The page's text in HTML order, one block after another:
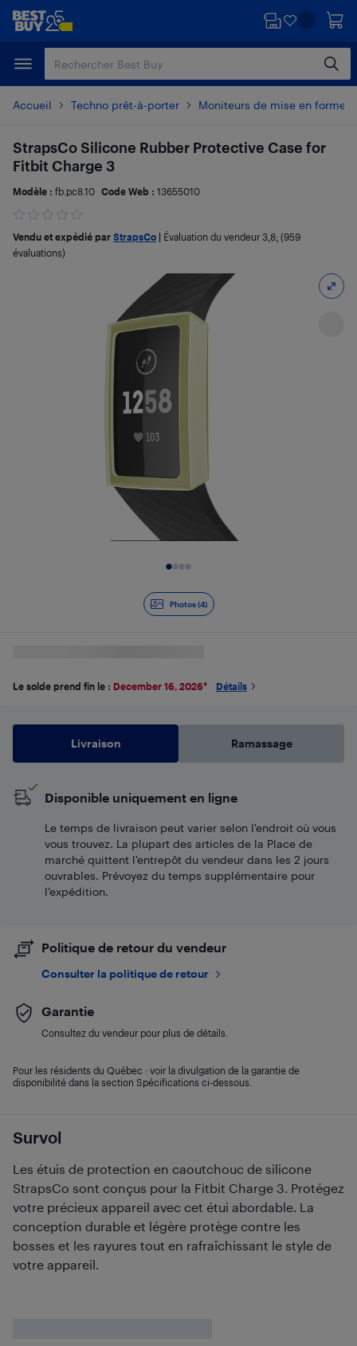
Passer
principal
Passer
Accueil Techno prêt-à-porter Moniteurs de mise en forme
Photos (4)
Survol
Les étuis de protection en caoutchouc de silicone
StrapsCo sont conçus pour la Fitbit Charge 3. Protégez
votre précieux appareil avec cet étui abordable. La
conception durable et légère protège contre les
bosses et les rayures tout en rafraîchissant le style de
votre appareil.
StrapsCo Silicone Rubber Protective Case for
Fitbit Charge 3
Modèle : fb.pc8.10 Code Web : 13655010
Vendu et expédié par StrapsCo Évaluation du vendeur 3,8; (959
évaluations)
Le solde prend fin le : December 16, 2026* Détails
Livraison Ramassage
Disponible uniquement en ligne
Le temps de livraison peut varier selon l'endroit où vous
vous trouvez. La plupart des articles de la Place de
marché quittent l’entrepôt du vendeur dans les 2 jours
ouvrables. Prévoyez du temps supplémentaire pour
l’expédition.
Politique de retour du vendeur
Consulter la politique de retour
Garantie
Consultez du vendeur pour plus de détails.
Pour les résidents du Québec : voir la divulgation de la garantie de
disponibilité dans la section Spécifications ci-dessous.